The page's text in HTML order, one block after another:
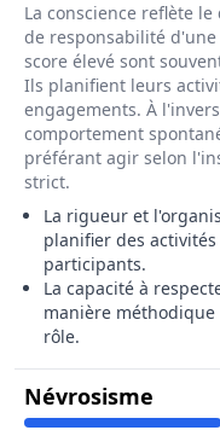
La conscience reflète
de responsabilité
score élevé sont
Ils planifient leurs
engagements. À
comportement
préférant agir selon
strict.
La rigueur et
planifier des
participants.
La capacité à
manière
rôle.
Névrosisme